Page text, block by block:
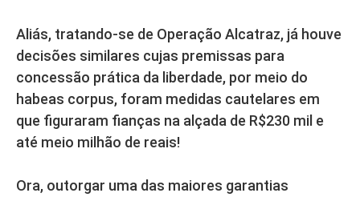
Aliás, tratando-se de Operação Alcatraz, já houve
decisões similares cujas premissas para
concessão prática da liberdade, por meio do
habeas corpus, foram medidas cautelares em
que figuraram fianças na alçada de R$230 mil e
até meio milhão de reais!
Ora, outorgar uma das maiores garantias